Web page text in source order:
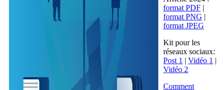
format PDF |
format PNG |
format JPEG
Kit pour les
réseaux sociaux:
Post 1 | Vidéo 1 |
Vidéo 2
Comment